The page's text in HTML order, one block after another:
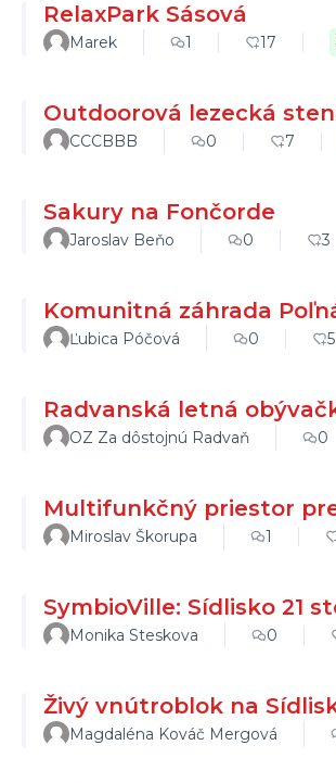
RelaxPark Sásová
Marek 1 17
Outdoorová lezecká
CCCBBB 0 7
Sakury na Fončorde
Jaroslav Beňo 0 3
Komunitná záhrada
Ľubica Póčová 0 5
Radvanská letná
OZ Za dôstojnú Radvaň 0
Multifunkčný priestor
Miroslav Škorupa 1
SymbioVille: Sídlisko 21
Monika Steskova 0
Živý vnútroblok na
Magdaléna Kováč Mergová